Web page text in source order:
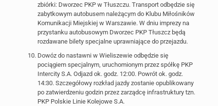
zbiórki: Dworzec PKP w Tłuszczu. Transport odbędzie się
zabytkowym autobusem należącym do Klubu Miłośników
Komunikacji Miejskiej w Warszawie. W dniu imprezy na
przystanku autobusowym Dworzec PKP Tłuszcz będą
rozdawane bilety specjalne uprawniające do przejazdu.
Dowóz do nastawni w Wieliszewie odbędzie się
pociągiem specjalnym, uruchomionym przez spółkę PKP
Intercity S.A. Odjazd ok. godz. 12:00. Powrót ok. godz.
14:30. Szczegółowy rozkład jazdy zostanie opublikowany
po zatwierdzeniu godzin przez zarządcę infrastruktury tzn.
PKP Polskie Linie Kolejowe S.A.